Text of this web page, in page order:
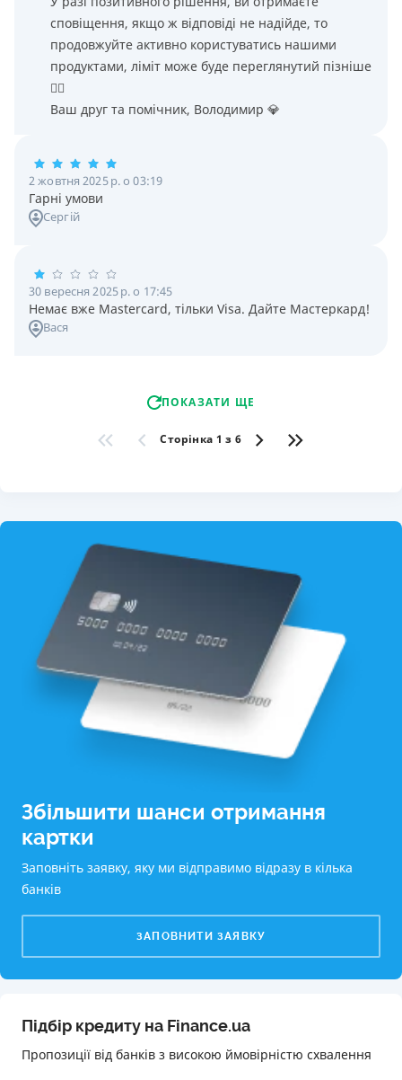
сповіщення, якщо ж відповіді не надійде, то
продовжуйте активно користуватись нашими
продуктами, ліміт може буде переглянутий пізніше
👌🏻
Ваш друг та помічник, Володимир 💎
2 жовтня 2025 р. о 03:19
Гарні умови
Сергій
30 вересня 2025 р. о 17:45
Немає вже Mastercard, тільки Visa. Дайте Мастеркард!
Вася
ПОКАЗАТИ ЩЕ
Сторінка 1 з 6
Збільшити шанси отримання
картки
Заповніть заявку, яку ми відправимо відразу в кілька
банків
ЗАПОВНИТИ ЗАЯВКУ
Підбір кредиту на Finance.ua
Пропозиції від банків з високою ймовірністю схвалення️